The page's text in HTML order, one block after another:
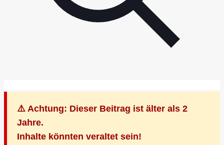
⚠️ Achtung: Dieser Beitrag ist älter als 2
Jahre.
Inhalte könnten veraltet sein!